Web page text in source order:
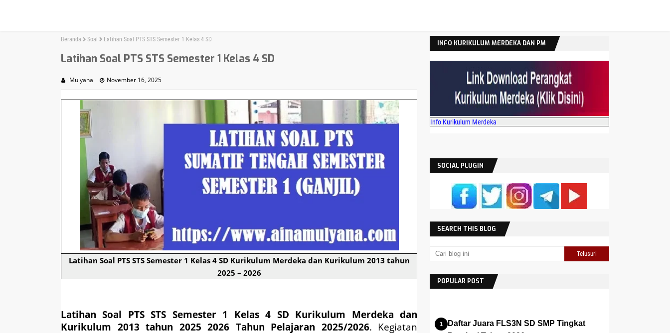
Beranda Soal Latihan Soal PTS STS Semester 1 Kelas 4 SD
Latihan Soal PTS STS Semester 1 Kelas 4 SD
Mulyana November 16, 2025
Latihan Soal PTS STS Semester 1 Kelas 4 SD Kurikulum Merdeka dan Kurikulum 2013 tahun
2025 – 2026
Latihan Soal PTS STS Semester 1 Kelas 4 SD Kurikulum Merdeka dan
Kurikulum 2013 tahun 2025 2026 Tahun Pelajaran 2025/2026. Kegiatan
INFO KURIKULUM MERDEKA DAN PM
Info Kurikulum Merdeka
SOCIAL PLUGIN
SEARCH THIS BLOG
POPULAR POST
Daftar Juara FLS3N SD SMP Tingkat